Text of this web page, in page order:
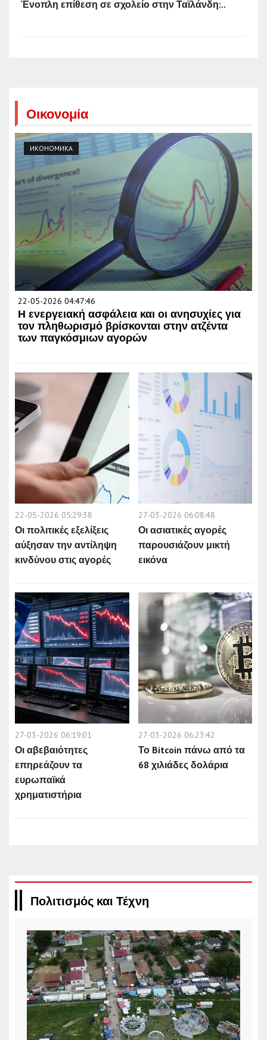
Ένοπλη επίθεση σε σχολείο στην Ταϊλάνδη:..
Οικονομία
ИКОНОМИКА
22-05-2026 04:47:46
Η ενεργειακή ασφάλεια και οι ανησυχίες για
τον πληθωρισμό βρίσκονται στην ατζέντα
των παγκόσμιων αγορών
22-05-2026 05:29:38
Οι πολιτικές εξελίξεις
αύξησαν την αντίληψη
κινδύνου στις αγορές
27-03-2026 06:08:48
Οι ασιατικές αγορές
παρουσιάζουν μικτή
εικόνα
27-03-2026 06:19:01
Οι αβεβαιότητες
επηρεάζουν τα
ευρωπαϊκά
χρηματιστήρια
27-03-2026 06:23:42
Το Bitcoin πάνω από τα
68 χιλιάδες δολάρια
Πολιτισμός και Τέχνη